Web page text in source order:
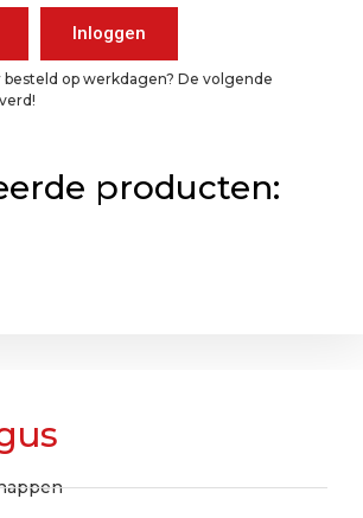
Inloggen
besteld op werkdagen? De volgende
producten: